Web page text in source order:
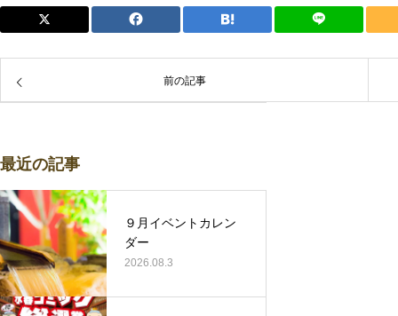
前の記事
最近の記事
９月イベントカレン
ダー
2026.08.3